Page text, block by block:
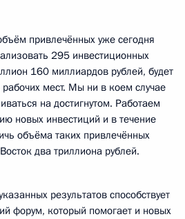
привлечённых уже сегодня
295 инвестиционных
160 миллиардов рублей, будет
мест. Мы ни в коем случае
на достигнутом. Работаем
новых инвестиций и в течение
объёма таких привлечённых
два триллиона рублей.
результатов способствует
форум, который помогает и новых